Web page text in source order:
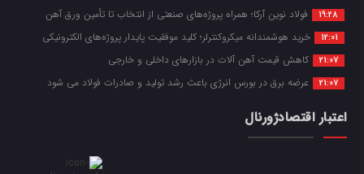
19:28 فولاد نوین آرکا؛ همراه پروژه‌های صنعتی از انتخاب تا تأمین ورق آهن
12:01 خرید هوشمندانه میکروکنترلر؛ کلید موفقیت پایدار پروژه‌های الکترونیکی
21:07 کاهش قیمت آهن آلات در بازارهای داخلی و خارجی
21:07 عرضه برق در بورس انرژی باعث رشد تولید و صادرات فولاد می شود
اعتبار اقتصادژورنال